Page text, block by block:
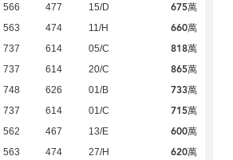
566 477 15/D 675萬
563 474 11/H 660萬
737 614 05/C 818萬
737 614 20/C 865萬
748 626 01/B 733萬
737 614 01/C 715萬
562 467 13/E 600萬
563 474 27/H 620萬